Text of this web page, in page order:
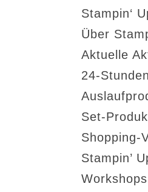
Stampin‘
Über
Aktuelle
24-
Set-
Shopping-
Stampin’